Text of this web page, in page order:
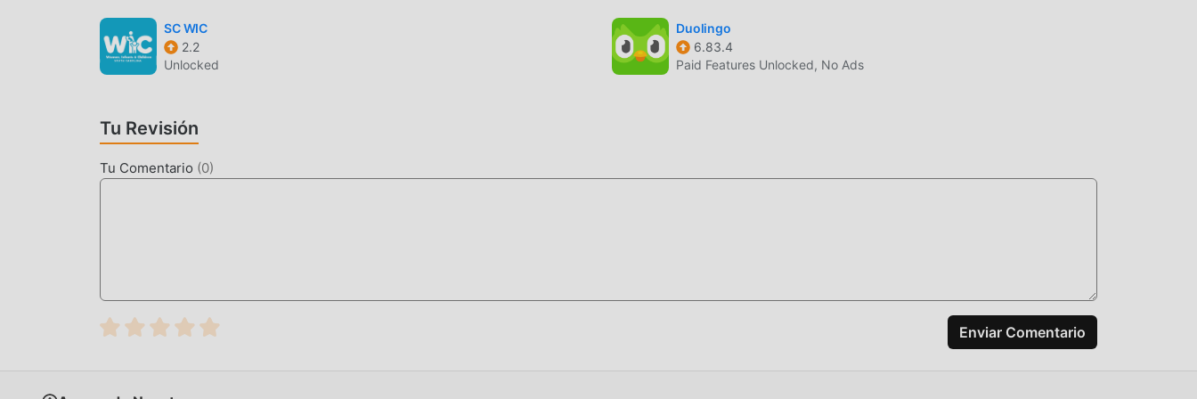
SC WIC
2.2
Unlocked
Duolingo
6.83.4
Paid Features Unlocked, No Ads
Tu Revisión
Tu Comentario (0)
Enviar Comentario